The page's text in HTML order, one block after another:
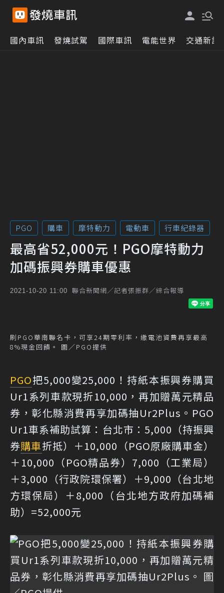
國內車訊 發燒試駕 國際車訊 電能世界 交通新訊
PGO 購車 摩特動力 電動車 行車紀錄器
最高省52,000元！PGO摩特動力
加碼振興券購車優惠
2021-10-20 11:00 聯合新聞網／記者張振群／綜合報導
刷PGO華南聯名卡，可享24期零利率，繳電池資費再享最高
8%現金回饋。 圖／PGO提供
PGO把5,000變25,000！持紙本振興券購買
Ur1系列車款現折10,000，再加贈萬元精品
券，彰化縣消費再享加碼抽Ur2Plus。PGO
Ur1車系補助試算：台北市：5,000（持振興
券購車折抵）＋10,000（PGO原廠購車金）
＋10,000（PGO精品券）7,000（工業局）
＋3,000（行政院環保署）＋9,000（台北地
方環保局）＋8,000（台北地方政府加碼補
助）=52,000元